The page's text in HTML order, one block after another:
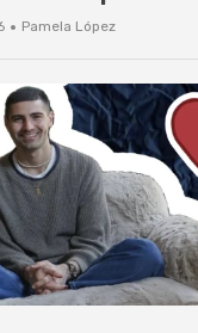
· Pamela López